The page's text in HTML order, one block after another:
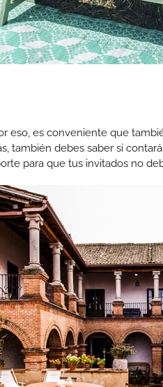
eso, es conveniente que
también debes saber si
para que tus invitados no